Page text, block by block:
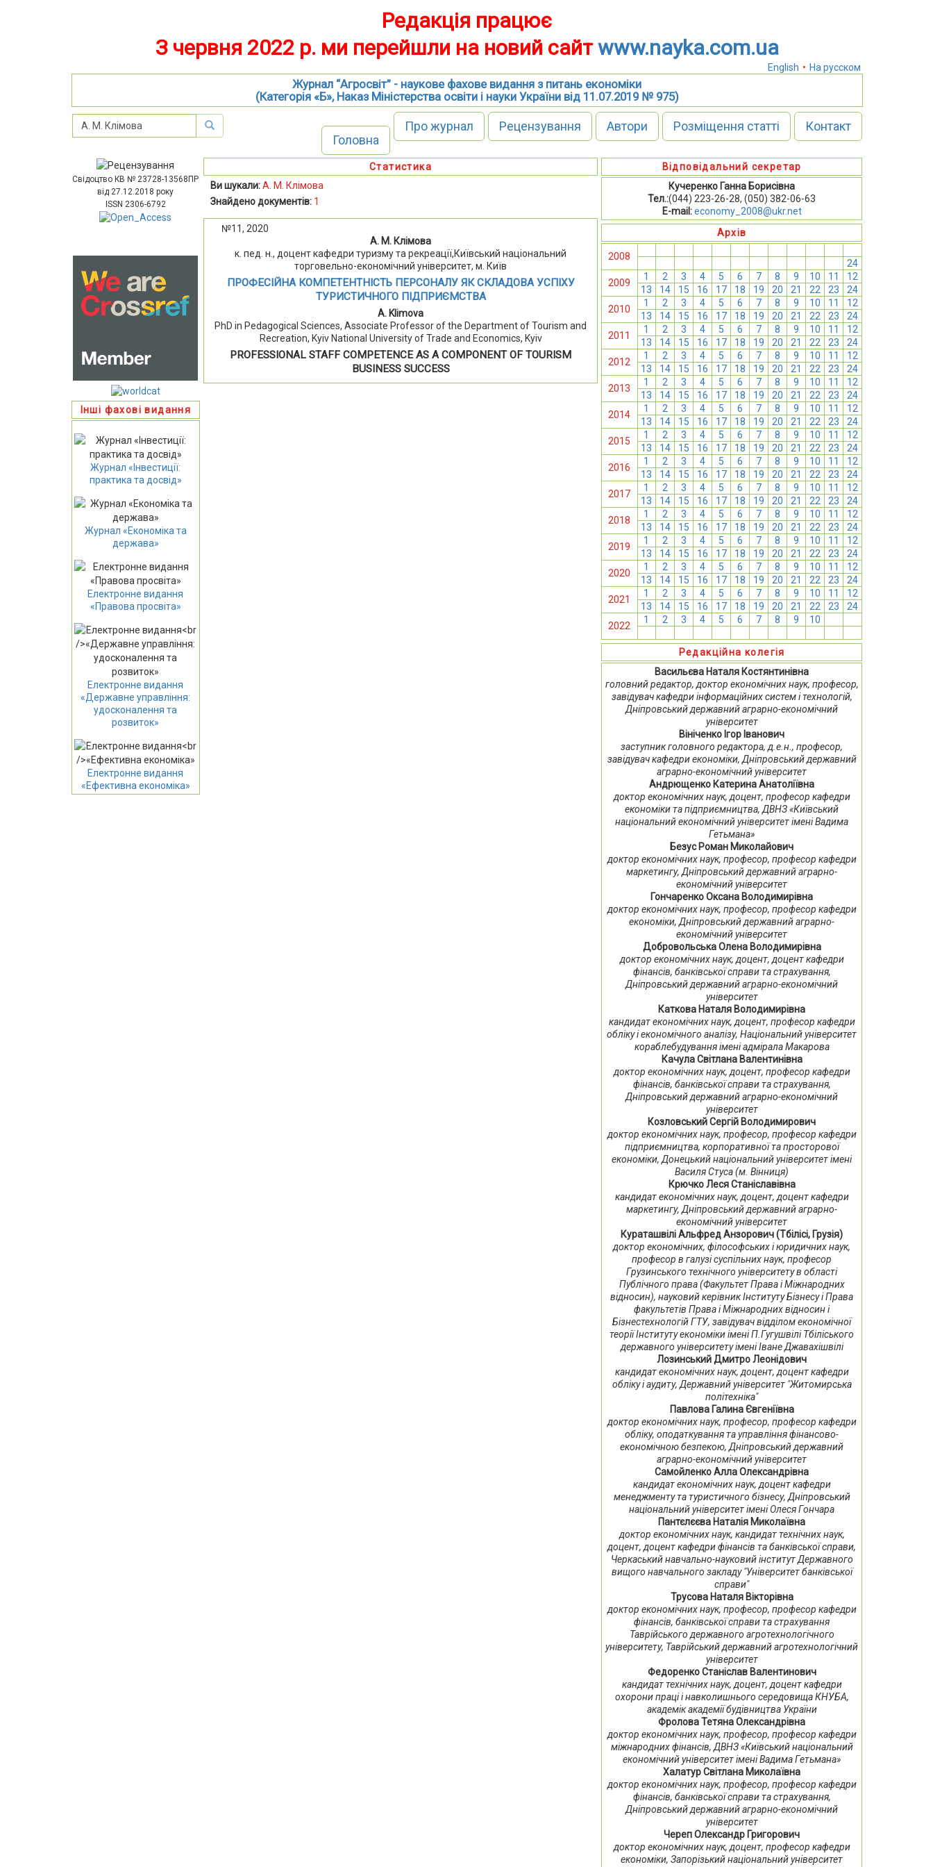
Редакція працює
З червня 2022 р. ми перейшли на новий сайтwww.nayka.com.ua
English • На русском
Журнал “Агросвіт” - наукове фахове видання з питань економіки
(Категорія «Б», Наказ Міністерства освіти і науки України від 11.07.2019 № 975)
Головна
Про журнал Рецензування Автори Розміщення статті Контакт
Свідоцтво КВ № 23728-13568ПР
від 27.12.2018 року
ISSN 2306-6792
Інші фахові видання
Журнал «Інвестиції:
практика та досвід»
Журнал «Економіка та
держава»
Електронне видання
«Правова просвіта»
Електронне видання
«Державне управління:
удосконалення та
розвиток»
Електронне видання
«Ефективна економіка»
Статистика
Ви шукали:А. М. Клімова
Знайдено документів: 1
№11, 2020
А. М. Клімова
к. пед. н., доцент кафедри туризму та рекреації,Київський національний
торговельно-економічний університет, м. Київ
ПРОФЕСІЙНА КОМПЕТЕНТНІСТЬ ПЕРСОНАЛУ ЯК СКЛАДОВА УСПІХУ
ТУРИСТИЧНОГО ПІДПРИЄМСТВА
A. Klimova
PhD in Pedagogical Sciences, Associate Professor of the Department of Tourism and
Recreation, Kyiv National University of Trade and Economics, Kyiv
PROFESSIONAL STAFF COMPETENCE AS A COMPONENT OF TOURISM
BUSINESS SUCCESS
Відповідальний секретар
Кучеренко Ганна Борисівна
Тел.:(044) 223-26-28, (050) 382-06-63
E-mail:economy_2008@ukr.net
Архів
2008
24
2009
1 2 3 4 5 6 7 8 9 10 11
12
13
14 15 16 17 18 19 20 21 22 23
24
2010
1 2 3 4 5 6 7 8 9 10 11
12
13
14 15 16 17 18 19 20 21 22 23
24
2011
1 2 3 4 5 6 7 8 9 10 11
12
13
14 15 16 17 18 19 20 21 22 23
24
2012
1 2 3 4 5 6 7 8 9 10 11
12
13
14 15 16 17 18 19 20 21 22 23
24
2013
1 2 3 4 5 6 7 8 9 10 11
12
13
14 15 16 17 18 19 20 21 22 23
24
2014
1 2 3 4 5 6 7 8 9 10 11
12
13
14 15 16 17 18 19 20 21 22 23
24
2015
1 2 3 4 5 6 7 8 9 10 11
12
13
14 15 16 17 18 19 20 21 22 23
24
2016
1 2 3 4 5 6 7 8 9 10 11
12
13
14 15 16 17 18 19 20 21 22 23
24
2017
1 2 3 4 5 6 7 8 9 10 11
12
13
14 15 16 17 18 19 20 21 22 23
24
2018
1 2 3 4 5 6 7 8 9 10 11
12
13
14 15 16 17 18 19 20 21 22 23
24
2019
1 2 3 4 5 6 7 8 9 10 11
12
13
14 15 16 17 18 19 20 21 22 23
24
2020
1 2 3 4 5 6 7 8 9 10 11
12
13
14 15 16 17 18 19 20 21 22 23
24
2021
1 2 3 4 5 6 7 8 9 10 11
12
13
14 15 16 17 18 19 20 21 22 23
24
2022
1 2 3 4 5 6 7 8 9 10
Редакційна колегія
Васильєва Наталя Костянтинівна
головний редактор, доктор економічних наук, професор,
завідувач кафедри інформаційних систем і технологій,
Дніпровський державний аграрно-економічний
університет
Вініченко Ігор Іванович
заступник головного редактора, д.е.н., професор,
завідувач кафедри економіки, Дніпровський державний
аграрно-економічний університет
Андрющенко Катерина Анатоліївна
доктор економічних наук, доцент, професор кафедри
економіки та підприємництва, ДВНЗ «Київський
національний економічний університет імені Вадима
Гетьмана»
Безус Роман Миколайович
доктор економічних наук, професор, професор кафедри
маркетингу, Дніпровський державний аграрно-
економічний університет
Гончаренко Оксана Володимирівна
доктор економічних наук, професор, професор кафедри
економіки, Дніпровський державний аграрно-
економічний університет
Добровольська Олена Володимирівна
доктор економічних наук, доцент, доцент кафедри
фінансів, банківської справи та страхування,
Дніпровський державний аграрно-економічний
університет
Каткова Наталя Володимирівна
кандидат економічних наук, доцент, професор кафедри
обліку і економічного аналізу, Національний університет
кораблебудування імені адмірала Макарова
Качула Світлана Валентинівна
доктор економічних наук, доцент, професор кафедри
фінансів, банківської справи та страхування,
Дніпровський державний аграрно-економічний
університет
Козловський Сергій Володимирович
доктор економічних наук, професор, професор кафедри
підприємництва, корпоративної та просторової
економіки, Донецький національний університет імені
Василя Стуса (м. Вінниця)
Крючко Леся Станіславівна
кандидат економічних наук, доцент, доцент кафедри
маркетингу, Дніпровський державний аграрно-
економічний університет
Кураташвілі Альфред Анзорович (Тбілісі, Грузія)
доктор економічних, філософських і юридичних наук,
професор в галузі суспільних наук, професор
Грузинського технічного університету в області
Публічного права (Факультет Права і Міжнародних
відносин), науковий керівник Інституту Бізнесу і Права
факультетів Права і Міжнародних відносин і
Бізнестехнологій ГТУ, завідувач відділом економічної
теорії Інституту економіки імені П.Гугушвілі Тбіліського
державного університету імені Іване Джавахішвілі
Лозинський Дмитро Леонідович
кандидат економічних наук, доцент, доцент кафедри
обліку і аудиту, Державний університет "Житомирська
політехніка"
Павлова Галина Євгеніївна
доктор економічних наук, професор, професор кафедри
обліку, оподаткування та управління фінансово-
економічною безпекою, Дніпровський державний
аграрно-економічний університет
Самойленко Алла Олександрівна
кандидат економічних наук, доцент кафедри
менеджменту та туристичного бізнесу, Дніпровський
національний університет імені Олеся Гончара
Пантєлєєва Наталія Миколаївна
доктор економічних наук, кандидат технічних наук,
доцент, доцент кафедри фінансів та банківської справи,
Черкаський навчально-науковий інститут Державного
вищого навчального закладу "Університет банківської
справи"
Трусова Наталя Вікторівна
доктор економічних наук, професор, професор кафедри
фінансів, банківської справи та страхування
Таврійського державного агротехнологічного
університету, Таврійський державний агротехнологічний
університет
Федоренко Станіслав Валентинович
кандидат технічних наук, доцент, доцент кафедри
охорони праці і навколишнього середовища КНУБА,
академік академії будівництва України
Фролова Тетяна Олександрівна
доктор економічних наук, професор, професор кафедри
міжнародних фінансів, ДВНЗ «Київський національний
економічний університет імені Вадима Гетьмана»
Халатур Світлана Миколаївна
доктор економічних наук, професор, професор кафедри
фінансів, банківської справи та страхування,
Дніпровський державний аграрно-економічний
університет
Череп Олександр Григорович
доктор економічних наук, доцент, професор кафедри
економіки, Запорізький національний університет